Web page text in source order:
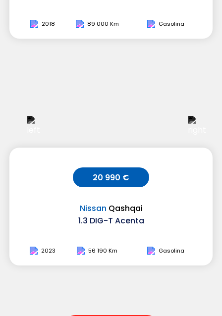
2018 89 000 Km Gasolina
20 990 €
Nissan Qashqai
1.3 DIG-T Acenta
2023 56 190 Km Gasolina